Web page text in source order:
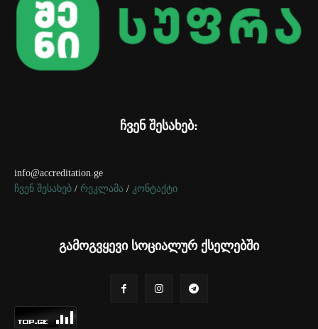
ჩვენ შესახებ:
info@accreditation.ge
ჩვენ შესახებ / რეკლამა / კონტაქტი
გამოგვყევი სოციალურ ქსელებში